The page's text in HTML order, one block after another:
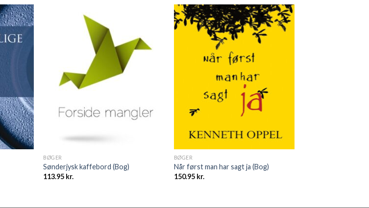
BØGER
Sønderjysk kaffebord (Bog)
113.95 kr.
BØGER
Når først man har sagt ja (Bog)
150.95 kr.